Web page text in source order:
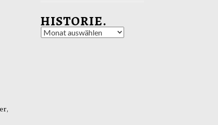
HISTORIE.
Historie.